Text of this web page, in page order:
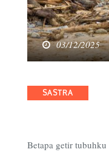
03/12/2025
Categories
SASTRA
Betapa getir tubuhku